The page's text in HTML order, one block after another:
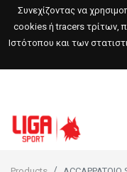
Συνεχίζοντας να
cookies ή tracers τρίτων,
Ιστότοπου και των